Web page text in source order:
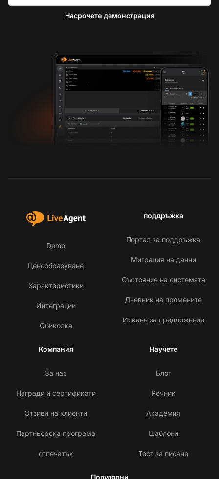
Насрочете демонстрация
Demo
Ценообразуване
Характеристики
Интеграции
Обиколка
поддръжка
Портал за поддръжка
Миграция на данни
Състояние на системата
Дневник на промените
Искане за предложение
Компания
За нас
Награди и сертификати
Отзиви на клиенти
Партньорска програма
отпечатък
Научете
Блог
Речник
Академия
Шаблони
Тест за писане
Популярни